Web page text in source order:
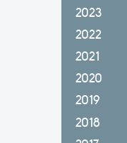
2023
2022
2021
2020
2019
2018